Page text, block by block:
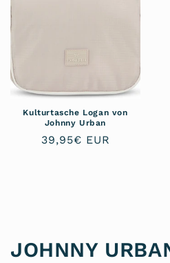
Kulturtasche Logan von
Johnny Urban
Normaler
39,95€ EUR
JOHNNY